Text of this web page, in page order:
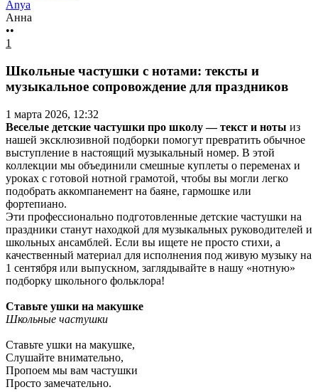
Anya
Анна
••
1
Школьные частушки с нотами: тексты и
музыкальное сопровождение для праздников
1 марта 2026, 12:32
Веселые детские частушки про школу — текст и ноты из
нашей эксклюзивной подборки помогут превратить обычное
выступление в настоящий музыкальный номер. В этой
коллекции мы объединили смешные куплеты о переменах и
уроках с готовой нотной грамотой, чтобы вы могли легко
подобрать аккомпанемент на баяне, гармошке или
фортепиано.
Эти профессионально подготовленные детские частушки на
праздники станут находкой для музыкальных руководителей и
школьных ансамблей. Если вы ищете не просто стихи, а
качественный материал для исполнения под живую музыку на
1 сентября или выпускном, заглядывайте в нашу «нотную»
подборку школьного фольклора!
Ставьте ушки на макушке
Школьные частушки
Ставьте ушки на макушке,
Слушайте внимательно,
Пропоем мы вам частушки
Просто замечательно.